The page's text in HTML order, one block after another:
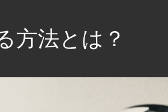
方法とは？